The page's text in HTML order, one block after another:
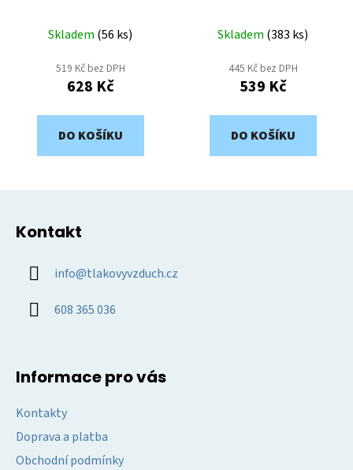
Skladem (56 ks)
519 Kč bez DPH
628 Kč
DO KOŠÍKU
Skladem (383 ks)
445 Kč bez DPH
539 Kč
DO KOŠÍKU
Kontakt
info@tlakovyvzduch.cz
608 365 036
Informace pro vás
Kontakty
Doprava a platba
Obchodní podmínky